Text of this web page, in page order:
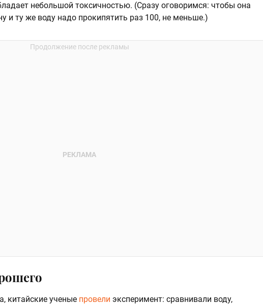
небольшой токсичностью. (Сразу оговоримся: чтобы она
и ту же воду надо прокипятить раз 100, не меньше.)
китайские ученые провели эксперимент: сравнивали воду,